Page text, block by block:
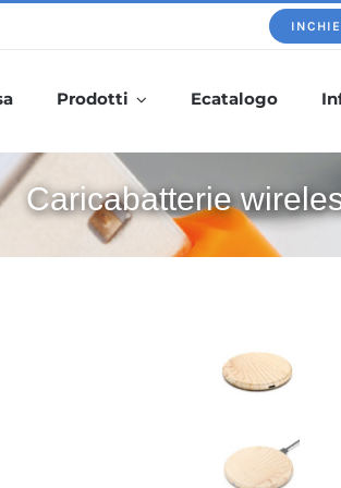
Prodotti Ecatalogo
Caricabatterie